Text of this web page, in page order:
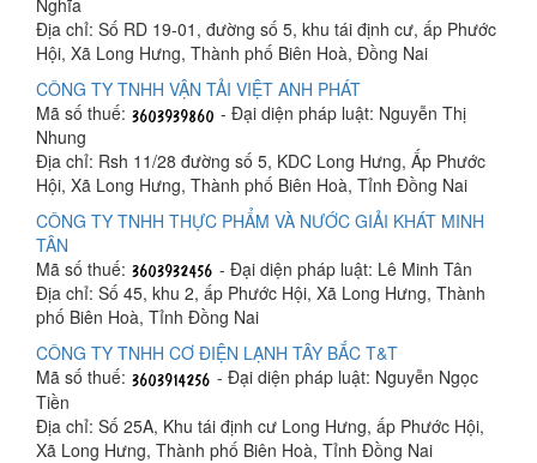
Địa chỉ: Số RD 19-01, đường số 5, khu tái định cư, ấp Phước
Hội, Xã Long Hưng, Thành phố Biên Hoà, Đồng Nai
CÔNG TY TNHH VẬN TẢI VIỆT ANH PHÁT
Mã số thuế:
- Đại diện pháp luật: Nguyễn Thị
Nhung
Địa chỉ: Rsh 11/28 đường số 5, KDC Long Hưng, Ấp Phước
Hội, Xã Long Hưng, Thành phố Biên Hoà, Tỉnh Đồng Nai
CÔNG TY TNHH THỰC PHẨM VÀ NƯỚC GIẢI KHÁT MINH
TÂN
Mã số thuế:
- Đại diện pháp luật: Lê Minh Tân
Địa chỉ: Số 45, khu 2, ấp Phước Hội, Xã Long Hưng, Thành
phố Biên Hoà, Tỉnh Đồng Nai
CÔNG TY TNHH CƠ ĐIỆN LẠNH TÂY BẮC T&T
Mã số thuế:
- Đại diện pháp luật: Nguyễn Ngọc
Tiền
Địa chỉ: Số 25A, Khu tái định cư Long Hưng, ấp Phước Hội,
Xã Long Hưng, Thành phố Biên Hoà, Tỉnh Đồng Nai